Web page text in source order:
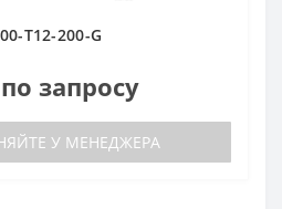
T12-200-G
запросу
У МЕНЕДЖЕРА